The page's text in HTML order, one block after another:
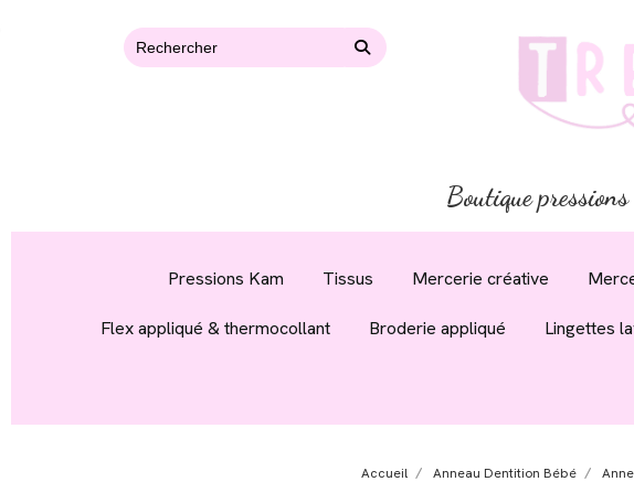
Boutique
Pressions Kam Tissus Mercerie créative
Flex appliqué & thermocollant Broderie appliqué Lingettes
Accueil Anneau Dentition Bébé